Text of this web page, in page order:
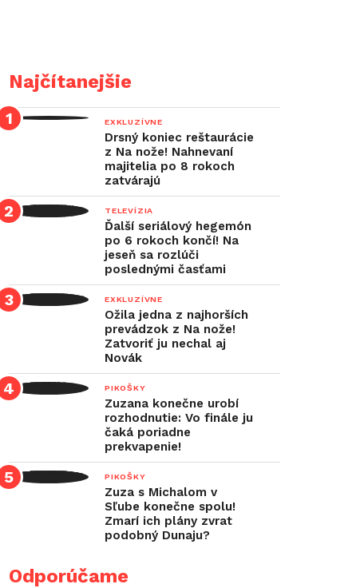
Najčítanejšie
EXKLUZÍVNE
Drsný koniec reštaurácie
z Na nože! Nahnevaní
majitelia po 8 rokoch
zatvárajú
TELEVÍZIA
Ďalší seriálový hegemón
po 6 rokoch končí! Na
jeseň sa rozlúči
poslednými časťami
EXKLUZÍVNE
Ožila jedna z najhorších
prevádzok z Na nože!
Zatvoriť ju nechal aj
Novák
PIKOŠKY
Zuzana konečne urobí
rozhodnutie: Vo finále ju
čaká poriadne
prekvapenie!
PIKOŠKY
Zuza s Michalom v
Sľube konečne spolu!
Zmarí ich plány zvrat
podobný Dunaju?
Odporúčame